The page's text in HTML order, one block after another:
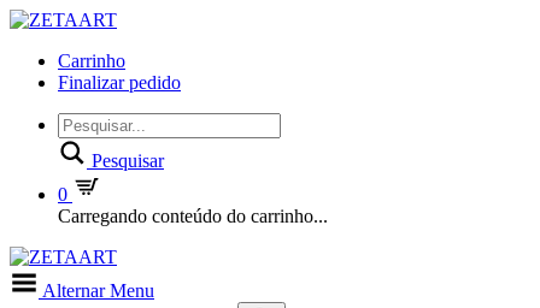
Carrinho
Finalizar pedido
Pesquisar
0
Carregando conteúdo do carrinho...
Alternar Menu